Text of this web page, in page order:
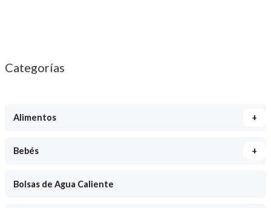
Categorías
Alimentos +
Bebés +
Bolsas de Agua Caliente